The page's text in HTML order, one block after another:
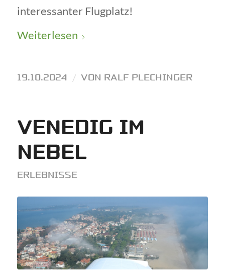
interessanter Flugplatz!
Weiterlesen
19.10.2024 / VON RALF PLECHINGER
VENEDIG IM
NEBEL
ERLEBNISSE